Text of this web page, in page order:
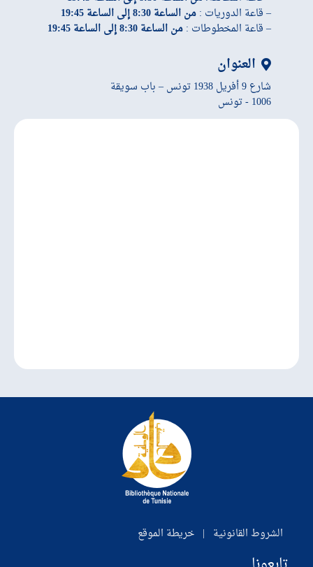
– قاعة الدوريات :من الساعة 8:30 إلى الساعة 19:45
– قاعة المخطوطات :من الساعة 8:30 إلى الساعة 19:45
العنوان
شارع 9 أفريل 1938 تونس – باب سويقة
1006 - تونس
الشروط القانونية | خريطة الموقع